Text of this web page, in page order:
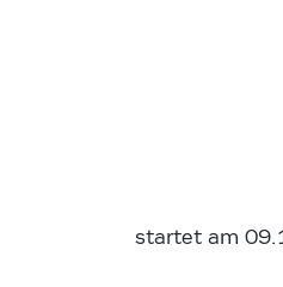
startet am